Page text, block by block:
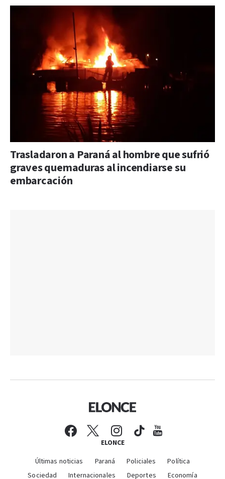
Trasladaron a Paraná al hombre que sufrió
graves quemaduras al incendiarse su
embarcación
ELONCE
Últimas noticias Paraná Policiales
Política
Sociedad
Internacionales Deportes Economía